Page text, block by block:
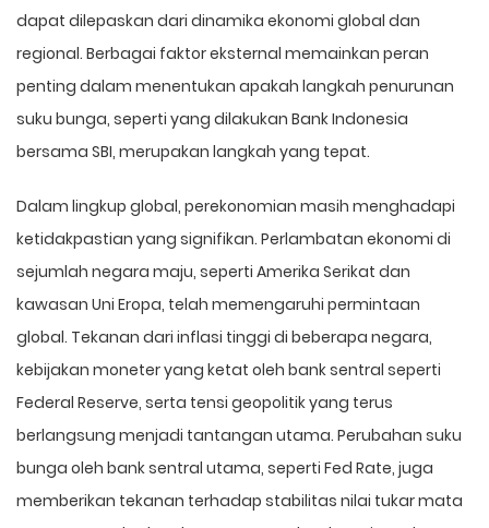
dapat dilepaskan dari dinamika ekonomi global dan
regional. Berbagai faktor eksternal memainkan peran
penting dalam menentukan apakah langkah penurunan
suku bunga, seperti yang dilakukan Bank Indonesia
bersama SBI, merupakan langkah yang tepat.
Dalam lingkup global, perekonomian masih menghadapi
ketidakpastian yang signifikan. Perlambatan ekonomi di
sejumlah negara maju, seperti Amerika Serikat dan
kawasan Uni Eropa, telah memengaruhi permintaan
global. Tekanan dari inflasi tinggi di beberapa negara,
kebijakan moneter yang ketat oleh bank sentral seperti
Federal Reserve, serta tensi geopolitik yang terus
berlangsung menjadi tantangan utama. Perubahan suku
bunga oleh bank sentral utama, seperti Fed Rate, juga
memberikan tekanan terhadap stabilitas nilai tukar mata